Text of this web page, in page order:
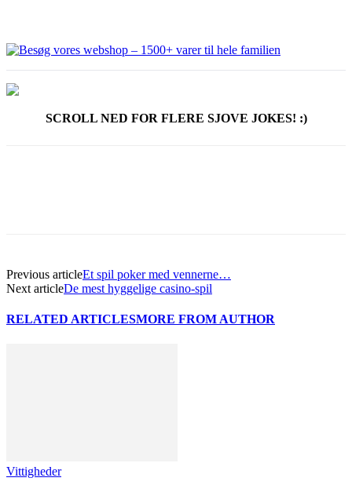
SCROLL NED FOR FLERE SJOVE JOKES! :)
Previous articleEt spil poker med vennerne…
Next articleDe mest hyggelige casino-spil
RELATED ARTICLESMORE FROM AUTHOR
Vittigheder